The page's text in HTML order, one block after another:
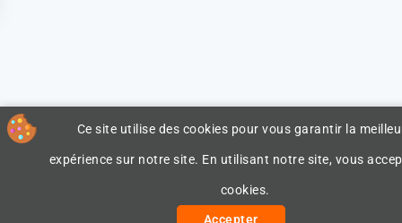
Ce site utilise des cookies pour vous garantir la
expérience sur notre site. En utilisant notre site, vous
cookies.
Accepter